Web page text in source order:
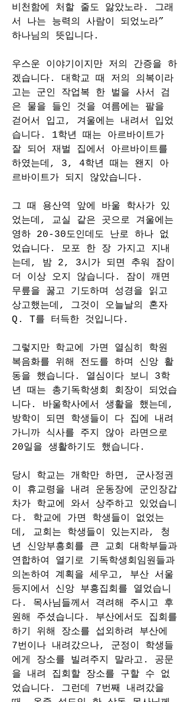
비천함에 처할 줄도 앓았노라. 그래
서 나는 능력의 사람이 되었노라”
하나님의 뜻입니다.
우스운 이야기이지만 저의 간증을 하
겠습니다. 대학교 때 저의 의복이라
고는 군인 작업복 한 벌을 사서 검
은 물을 들인 것을 여름에는 팔을
걷어서 입고, 겨울에는 내려서 입었
습니다. 1학년 때는 아르바이트가
잘 되어 재벌 집에서 아르바이트를
하였는데, 3, 4학년 때는 왠지 아
르바이트가 되지 않았습니다.
그 때 용산역 앞에 바울 학사가 있
었는데, 교실 같은 곳으로 겨울에는
영하 20-30도인데도 난로 하나 없
었습니다. 모포 한 장 가지고 지내
는데, 밤 2, 3시가 되면 추워 잠이
더 이상 오지 않습니다. 잠이 깨면
무릎을 꿇고 기도하며 성경을 읽고
상고했는데, 그것이 오늘날의 혼자
Q. T를 터득한 것입니다.
그렇지만 학교에 가면 열심히 학원
복음화를 위해 전도를 하며 신앙 활
동을 했습니다. 열심이다 보니 3학
년 때는 총기독학생회 회장이 되었습
니다. 바울학사에서 생활을 했는데,
방학이 되면 학생들이 다 집에 내려
가니까 식사를 주지 않아 라면으로
20일을 생활하기도 했습니다.
당시 학교는 개학만 하면, 군사정권
이 휴교령을 내려 운동장에 군인장갑
차가 학교에 와서 상주하고 있었습니
다. 학교에 가면 학생들이 없었는
데, 교회는 학생들이 있는지라, 청
년 신앙부흥회를 큰 교회 대학부들과
연합하여 열기로 기독학생회임원들과
의논하여 계획을 세우고, 부산 서울
등지에서 신앙 부흥집회를 열었습니
다. 목사님들께서 격려해 주시고 후
원해 주셨습니다. 부산에서도 집회를
하기 위해 장소를 섭외하려 부산에
7번이나 내려갔으나, 군정이 학생들
에게 장소를 빌려주지 말라고. 공문
을 내려 집회할 장소를 구할 수 없
었습니다. 그런데 7번째 내려갔을